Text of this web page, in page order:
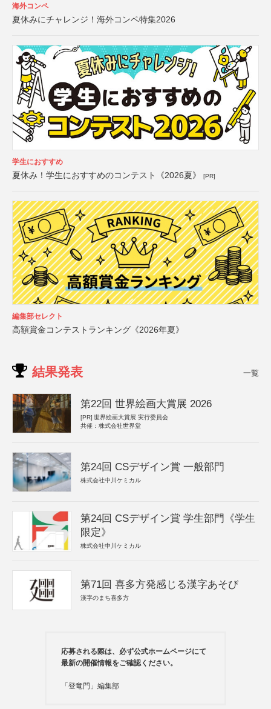
海外コンペ
夏休みにチャレンジ！海外コンペ特集2026
学生におすすめ
夏休み！学生におすすめのコンテスト《2026夏》 [PR]
編集部セレクト
高額賞金コンテストランキング《2026年夏》
結果発表 一覧
第22回 世界絵画大賞展 2026
[PR] 世界絵画大賞展 実行委員会
共催：株式会社世界堂
第24回 CSデザイン賞 一般部門
株式会社中川ケミカル
第24回 CSデザイン賞 学生部門《学生
限定》
株式会社中川ケミカル
第71回 喜多方発感じる漢字あそび
漢字のまち喜多方
応募される際は、必ず公式ホームページにて
最新の開催情報をご確認ください。
「登竜門」編集部